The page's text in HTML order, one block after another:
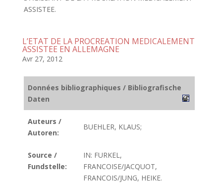
ASSISTEE.
L’ETAT DE LA PROCREATION MEDICALEMENT
ASSISTEE EN ALLEMAGNE
Avr 27, 2012
Données bibliographiques / Bibliografische
Daten
Auteurs /
Autoren:
BUEHLER, KLAUS;
Source /
Fundstelle:
IN: FURKEL,
FRANCOISE/JACQUOT,
FRANCOIS/JUNG, HEIKE.